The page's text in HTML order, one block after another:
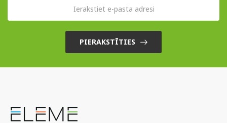
PIERAKSTĪTIES